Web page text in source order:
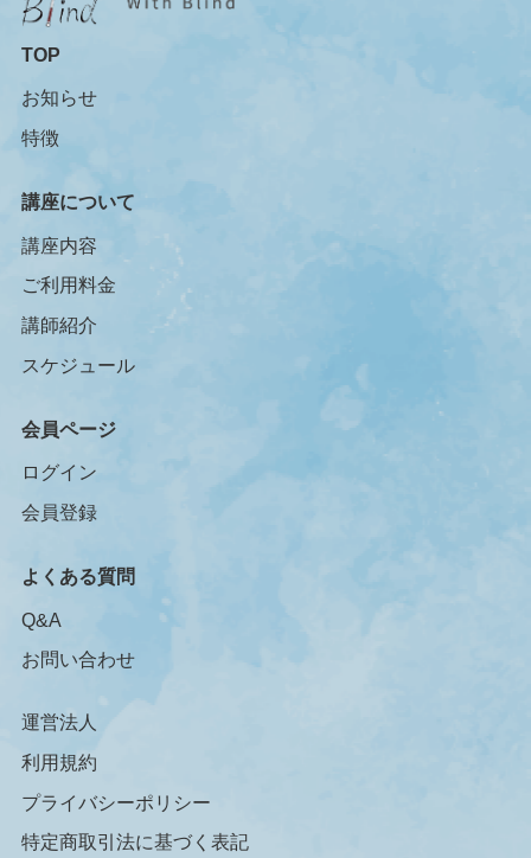
TOP
お知らせ
特徴
講座について
講座内容
ご利用料金
講師紹介
スケジュール
会員ページ
ログイン
会員登録
よくある質問
Q&A
お問い合わせ
運営法人
利用規約
プライバシーポリシー
特定商取引法に基づく表記